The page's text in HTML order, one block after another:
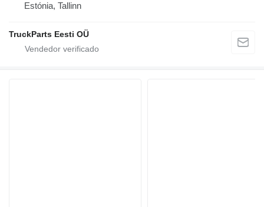
Estónia, Tallinn
TruckParts Eesti OÜ